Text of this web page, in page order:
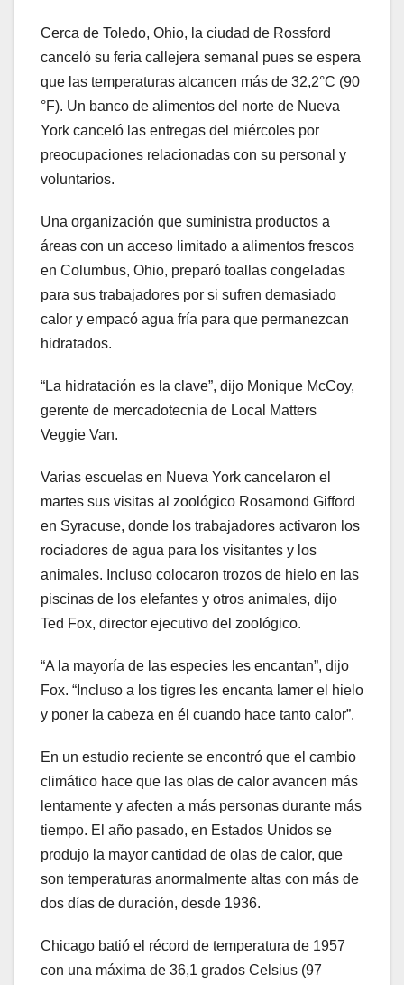
Cerca de Toledo, Ohio, la ciudad de Rossford
canceló su feria callejera semanal pues se espera
que las temperaturas alcancen más de 32,2°C (90
°F). Un banco de alimentos del norte de Nueva
York canceló las entregas del miércoles por
preocupaciones relacionadas con su personal y
voluntarios.
Una organización que suministra productos a
áreas con un acceso limitado a alimentos frescos
en Columbus, Ohio, preparó toallas congeladas
para sus trabajadores por si sufren demasiado
calor y empacó agua fría para que permanezcan
hidratados.
“La hidratación es la clave”, dijo Monique McCoy,
gerente de mercadotecnia de Local Matters
Veggie Van.
Varias escuelas en Nueva York cancelaron el
martes sus visitas al zoológico Rosamond Gifford
en Syracuse, donde los trabajadores activaron los
rociadores de agua para los visitantes y los
animales. Incluso colocaron trozos de hielo en las
piscinas de los elefantes y otros animales, dijo
Ted Fox, director ejecutivo del zoológico.
“A la mayoría de las especies les encantan”, dijo
Fox. “Incluso a los tigres les encanta lamer el hielo
y poner la cabeza en él cuando hace tanto calor”.
En un estudio reciente se encontró que el cambio
climático hace que las olas de calor avancen más
lentamente y afecten a más personas durante más
tiempo. El año pasado, en Estados Unidos se
produjo la mayor cantidad de olas de calor, que
son temperaturas anormalmente altas con más de
dos días de duración, desde 1936.
Chicago batió el récord de temperatura de 1957
con una máxima de 36,1 grados Celsius (97